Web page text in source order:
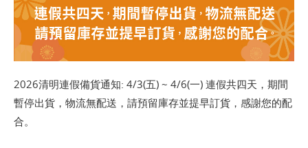
2026清明連假備貨通知: 4/3(五) ~ 4/6(一) 連假共四天，期間
暫停出貨，物流無配送，請預留庫存並提早訂貨，感謝您的配
合。